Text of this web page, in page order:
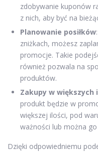
zdobywanie kuponów
z nich, aby być na
Planowanie posiłków
zniżkach, możesz
promocje. Takie
również pozwala na
produktów.
Zakupy w większych
produkt będzie w
większej ilości, pod
ważności lub można
Dzięki odpowiedniemu